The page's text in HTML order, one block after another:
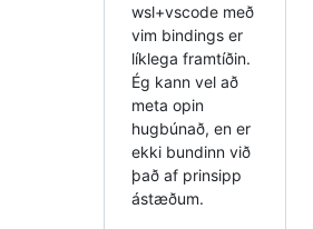
wsl+vscode með
vim bindings er
líklega framtíðin.
Ég kann vel að
meta opin
hugbúnað, en er
ekki bundinn við
það af prinsipp
ástæðum.